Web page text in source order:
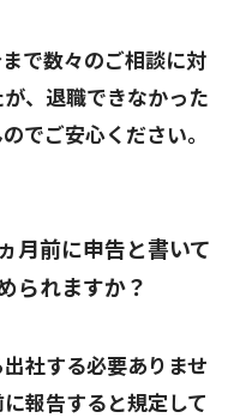
で数々のご相談に対
、退職できなかった
でご安心ください。
月前に申告と書いて
られますか？
社する必要ありませ
報告すると規定して